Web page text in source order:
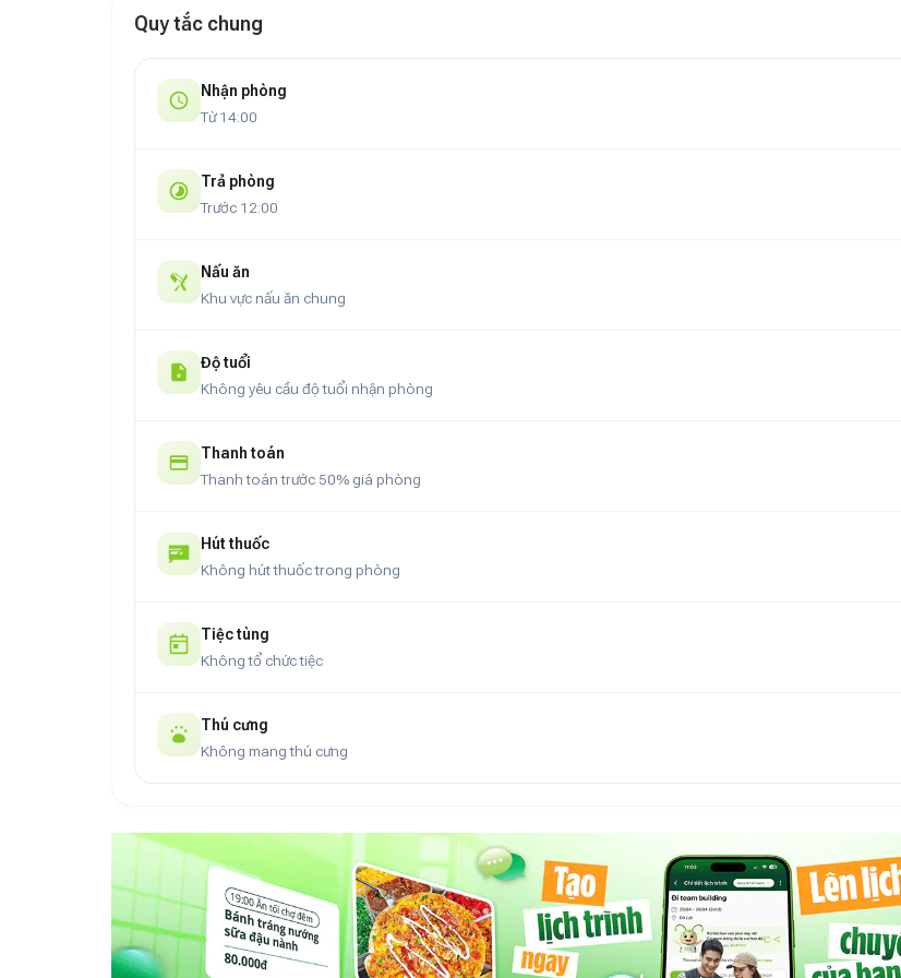
The Sun Hotel mang đến trải nghiệm nghỉ ngơi thoải mái với các dịch vụ và tiện nghi được thiết kế để đáp
ứng nhu cầu của mọi du khách. Khách sạn cung cấp
tư và tiện lợi cho khách hàng. Bên cạnh đó,quầy lễ tân 24 giờluôn sẵn sàng hỗ trợ du khách mọi lúc
mọi nơi, từ thủ tục nhận phòng, trả phòng nhanh chóng đến cung cấp thông tin du lịch hữu ích.
Với vị trí thuận lợi, tiện nghi đầy đủ và dịch vụ tận tâm, The Sun Hotel - Ninh Bình hứa hẹn là điểm dừng
Quy tắc chung
Nhận phòng
Từ 14:00
Trả phòng
Trước 12:00
Nấu ăn
Khu vực nấu ăn chung
Độ tuổi
Không yêu cầu độ tuổi nhận phòng
Thanh toán
Thanh toán trước 50% giá phòng
Hút thuốc
Không hút thuốc trong phòng
Tiệc tùng
Không tổ chức tiệc
Thú cưng
Không mang thú cưng